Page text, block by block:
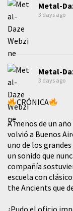
Metal-
3 days ago
Metal-
3 days ago
CRÓNICA
A menos de un
volvió a Buenos
uno de los
un sonido que
compañía
escuela con
the Ancients que